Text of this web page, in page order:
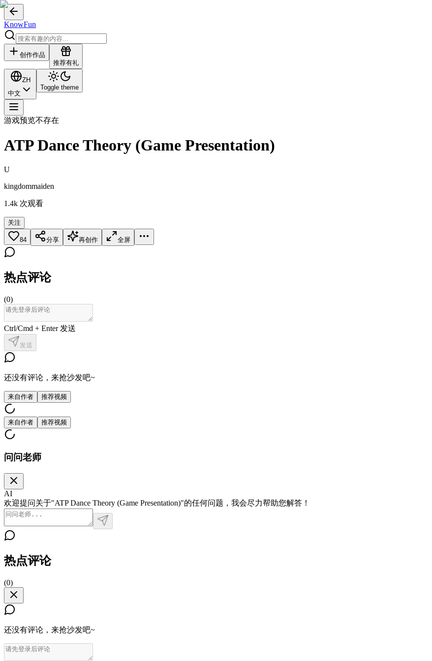
KnowFun
创作作品
推荐有礼
ZH
中文
Toggle theme
游戏预览不存在
ATP Dance Theory (Game Presentation)
U
kingdommaiden
1.4k 次观看
关注
84 分享 再创作 全屏
热点评论
(0)
Ctrl/Cmd + Enter 发送
发送
还没有评论，来抢沙发吧~
来自作者 推荐视频
来自作者 推荐视频
问问老师
AI
欢迎提问关于"ATP Dance Theory (Game Presentation)"的任何问题，我会尽力帮助您解答！
热点评论
(0)
还没有评论，来抢沙发吧~